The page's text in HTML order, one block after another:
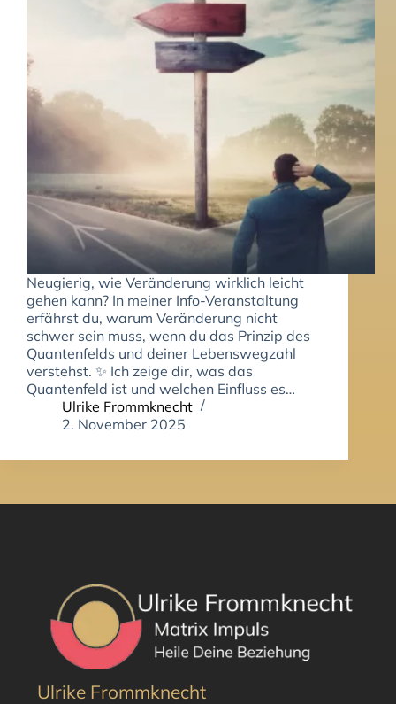
Neugierig, wie Veränderung wirklich leicht
gehen kann? In meiner Info-Veranstaltung
erfährst du, warum Veränderung nicht
schwer sein muss, wenn du das Prinzip des
Quantenfelds und deiner Lebenswegzahl
verstehst. ✨ Ich zeige dir, was das
Quantenfeld ist und welchen Einfluss es…
Ulrike Frommknecht
2. November 2025
Ulrike Frommknecht